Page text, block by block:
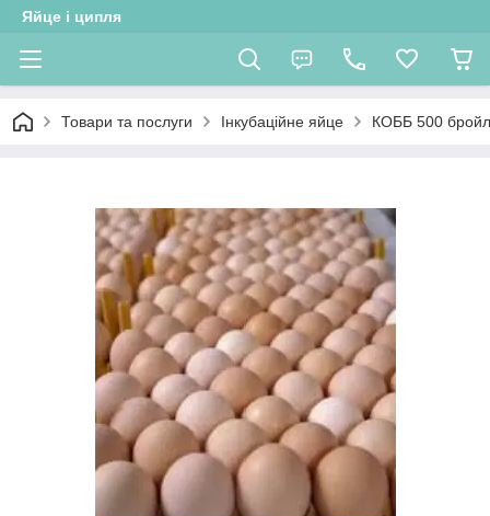
Яйце і ципля
Товари та послуги Інкубаційне яйце КОББ 500